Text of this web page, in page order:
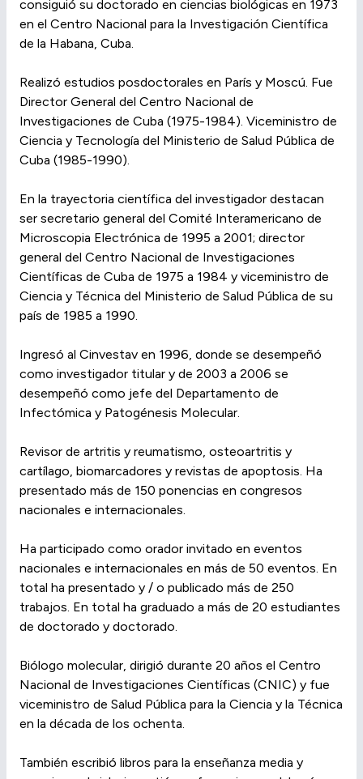
consiguió su doctorado en ciencias biológicas en 1973
en el Centro Nacional para la Investigación Científica
de la Habana, Cuba.
Realizó estudios posdoctorales en París y Moscú. Fue
Director General del Centro Nacional de
Investigaciones de Cuba (1975-1984). Viceministro de
Ciencia y Tecnología del Ministerio de Salud Pública de
Cuba (1985-1990).
En la trayectoria científica del investigador destacan
ser secretario general del Comité Interamericano de
Microscopia Electrónica de 1995 a 2001; director
general del Centro Nacional de Investigaciones
Científicas de Cuba de 1975 a 1984 y viceministro de
Ciencia y Técnica del Ministerio de Salud Pública de su
país de 1985 a 1990.
Ingresó al Cinvestav en 1996, donde se desempeñó
como investigador titular y de 2003 a 2006 se
desempeñó como jefe del Departamento de
Infectómica y Patogénesis Molecular.
Revisor de artritis y reumatismo, osteoartritis y
cartílago, biomarcadores y revistas de apoptosis. Ha
presentado más de 150 ponencias en congresos
nacionales e internacionales.
Ha participado como orador invitado en eventos
nacionales e internacionales en más de 50 eventos. En
total ha presentado y / o publicado más de 250
trabajos. En total ha graduado a más de 20 estudiantes
de doctorado y doctorado.
Biólogo molecular, dirigió durante 20 años el Centro
Nacional de Investigaciones Científicas (CNIC) y fue
viceministro de Salud Pública para la Ciencia y la Técnica
en la década de los ochenta.
También escribió libros para la enseñanza media y